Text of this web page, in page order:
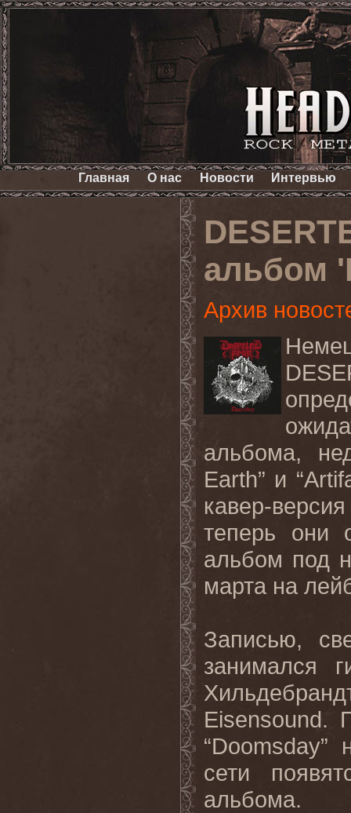
Главная О нас Новости Интервью
альбом
Архив
альбома,
Earth” и “
кавер-
теперь
они
альбом под
марта на
Записью,
занимался
Eisensound.
“Doomsday”
сети
альбома.